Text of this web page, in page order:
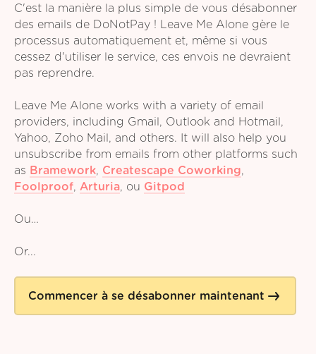
C'est la manière la plus simple de vous désabonner
des emails de DoNotPay ! Leave Me Alone gère le
processus automatiquement et, même si vous
cessez d'utiliser le service, ces envois ne devraient
pas reprendre.
Leave Me Alone works with a variety of email
providers, including Gmail, Outlook and Hotmail,
Yahoo, Zoho Mail, and others. It will also help you
unsubscribe from emails from other platforms such
as Bramework, Createscape Coworking,
Foolproof, Arturia, ou Gitpod
Ou…
Or...
Commencer à se désabonner maintenant